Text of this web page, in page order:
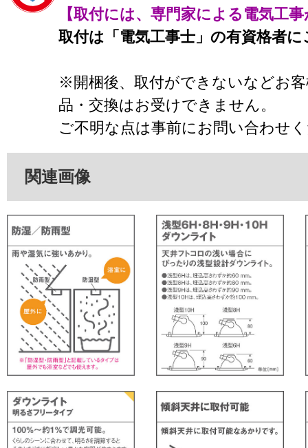
【取付には、専門家による電気工
取付は「電気工事士」の有資格者
※開梱後、取付ができないなどお
品・交換はお受けできません。
ご不明な点は事前にお問い合わせ
関連画像